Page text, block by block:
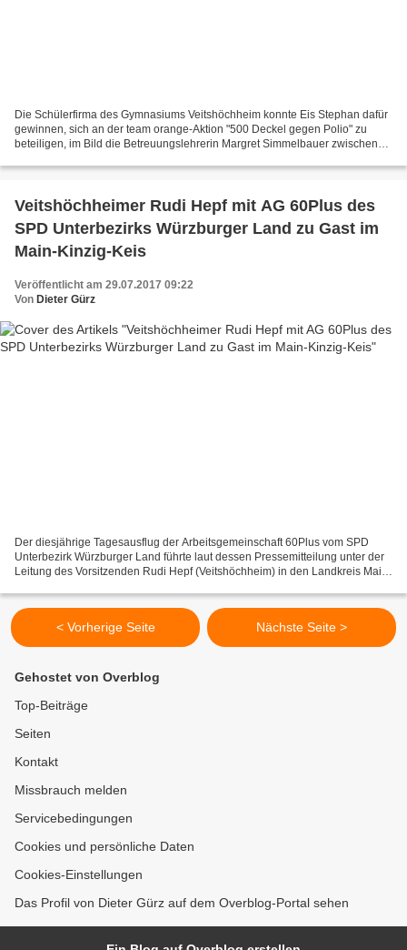
Die Schülerfirma des Gymnasiums Veitshöchheim konnte Eis Stephan dafür
gewinnen, sich an der team orange-Aktion "500 Deckel gegen Polio" zu
beteiligen, im Bild die Betreuungslehrerin Margret Simmelbauer zwischen
Veitshöchheimer Rudi Hepf mit AG 60Plus des
SPD Unterbezirks Würzburger Land zu Gast im
Main-Kinzig-Keis
Veröffentlicht am 29.07.2017 09:22
Von Dieter Gürz
Der diesjährige Tagesausflug der Arbeitsgemeinschaft 60Plus vom SPD
Unterbezirk Würzburger Land führte laut dessen Pressemitteilung unter der
Leitung des Vorsitzenden Rudi Hepf (Veitshöchheim) in den Landkreis Main-
< Vorherige Seite Nächste Seite >
Gehostet von Overblog
Top-Beiträge
Seiten
Kontakt
Missbrauch melden
Servicebedingungen
Cookies und persönliche Daten
Cookies-Einstellungen
Das Profil von Dieter Gürz auf dem Overblog-Portal sehen